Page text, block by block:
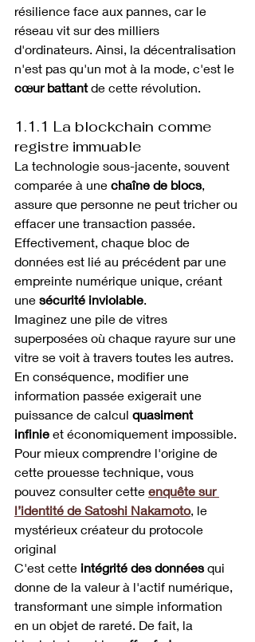
résilience face aux pannes, car le
réseau vit sur des milliers
d'ordinateurs. Ainsi, la décentralisation
n'est pas qu'un mot à la mode, c'est le
cœur battant de cette révolution.
1.1.1 La blockchain comme
registre immuable
La technologie sous-jacente, souvent
comparée à une chaîne de blocs,
assure que personne ne peut tricher ou
effacer une transaction passée.
Effectivement, chaque bloc de
données est lié au précédent par une
empreinte numérique unique, créant
une sécurité inviolable.
Imaginez une pile de vitres
superposées où chaque rayure sur une
vitre se voit à travers toutes les autres.
En conséquence, modifier une
information passée exigerait une
puissance de calcul quasiment
infinie et économiquement impossible.
Pour mieux comprendre l'origine de
cette prouesse technique, vous
pouvez consulter cette enquête sur
l’identité de Satoshi Nakamoto, le
mystérieux créateur du protocole
original
C'est cette intégrité des données qui
donne de la valeur à l'actif numérique,
transformant une simple information
en un objet de rareté. De fait, la